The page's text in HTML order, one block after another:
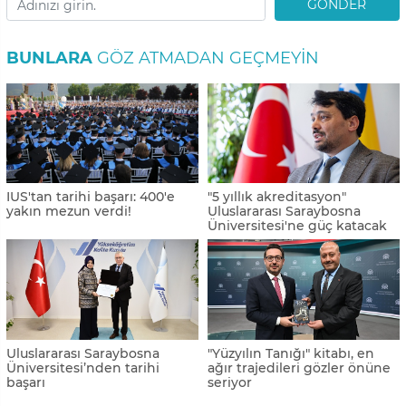
GÖNDER
BUNLARA GÖZ ATMADAN GEÇMEYIN
IUS'tan tarihi başarı: 400'e
yakın mezun verdi!
"5 yıllık akreditasyon"
Uluslararası Saraybosna
Üniversitesi'ne güç katacak
Uluslararası Saraybosna
Üniversitesi’nden tarihi
başarı
"Yüzyılın Tanığı" kitabı, en
ağır trajedileri gözler önüne
seriyor